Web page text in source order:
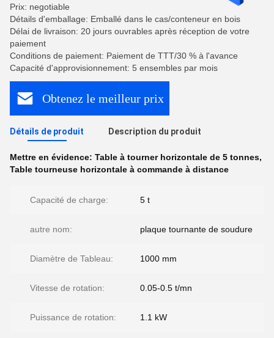
Prix: negotiable
Détails d'emballage: Emballé dans le cas/conteneur en bois
Délai de livraison: 20 jours ouvrables après réception de votre
paiement
Conditions de paiement: Paiement de TTT/30 % à l'avance
Capacité d'approvisionnement: 5 ensembles par mois
Obtenez le meilleur prix
Détails de produit Description du produit
Mettre en évidence: Table à tourner horizontale de 5 tonnes,
Table tourneuse horizontale à commande à distance
Capacité de charge: 5 t
autre nom: plaque tournante de soudure
Diamètre de Tableau: 1000 mm
Vitesse de rotation: 0.05-0.5 t/mn
Puissance de rotation: 1.1 kW